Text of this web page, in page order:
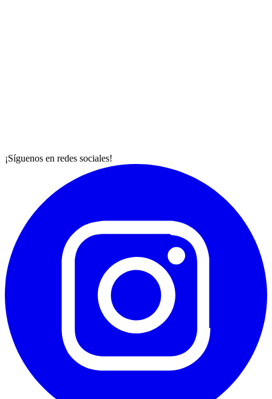
¡Síguenos en redes sociales!